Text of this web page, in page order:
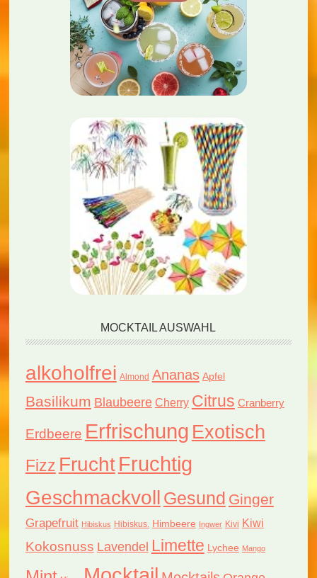
MOCKTAIL AUSWAHL
alkoholfrei Almond Ananas Apfel
Basilikum Blaubeere Cherry Citrus Cranberry
Erdbeere Erfrischung Exotisch
Fizz FruchtFruchtig
Geschmackvoll Gesund Ginger
Grapefruit Hibiskus Hibiskus. Himbeere Ingwer Kivi Kiwi
Kokosnuss Lavendel Limette Lychee Mango